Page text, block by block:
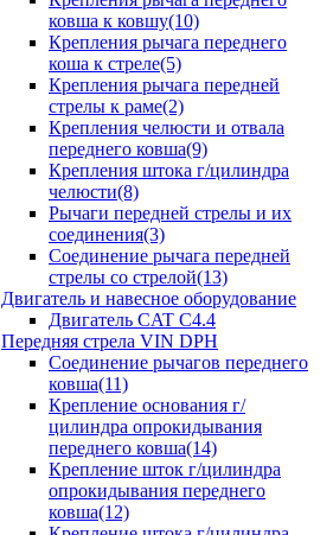
ковша к ковшу(10)
Крепления рычага переднего
коша к стреле(5)
Крепления рычага передней
стрелы к раме(2)
Крепления челюсти и отвала
переднего ковша(9)
Крепления штока г/цилиндра
челюсти(8)
Рычаги передней стрелы и их
соединения(3)
Соединение рычага передней
стрелы со стрелой(13)
Двигатель и навесное оборудование
Двигатель CAT C4.4
Передняя стрела VIN DPH
Cоединение рычагов переднего
ковша(11)
Крепление основания г/
цилиндра опрокидывания
переднего ковша(14)
Крепление шток г/цилиндра
опрокидывания переднего
ковша(12)